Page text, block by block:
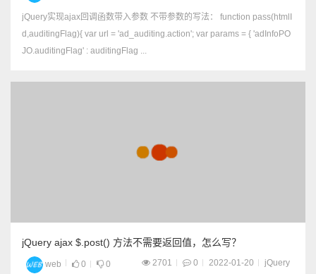
jQuery实现ajax回调函数带入参数 不带参数的写法： function pass(htmlI
d,auditingFlag){ var url = 'ad_auditing.action'; var params = { 'adInfoPO
JO.auditingFlag' : auditingFlag ...
jQuery ajax $.post() 方法不需要返回值，怎么写？
web 0 0 2701 0 2022-01-20 jQuery